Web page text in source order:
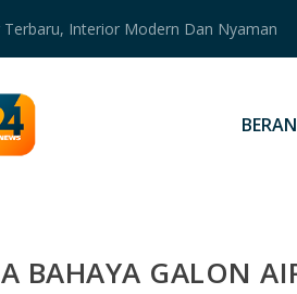
Terbaru, Interior Modern Dan Nyaman
BAHAYA GALON